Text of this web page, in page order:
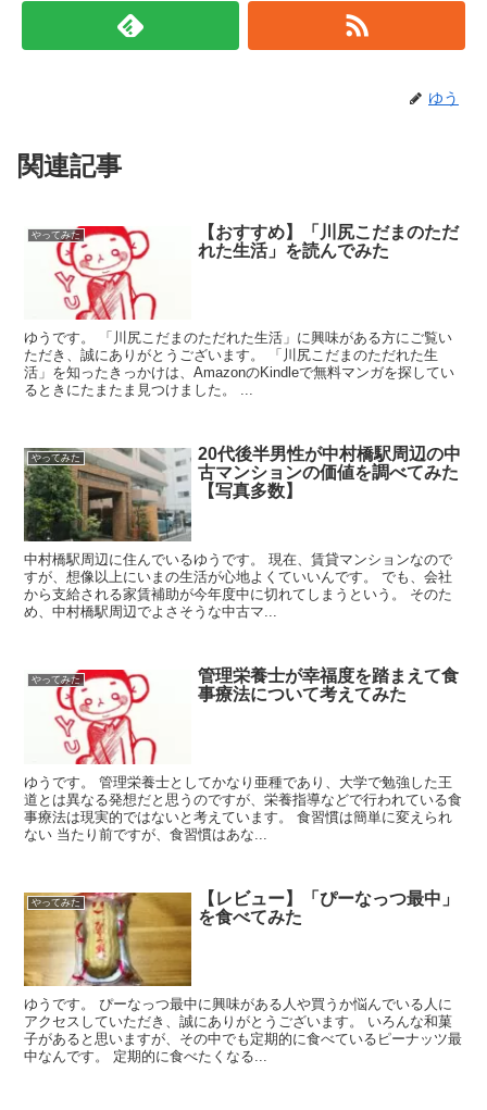
ゆう
関連記事
やってみた
【おすすめ】「川尻こだまのただ
れた生活」を読んでみた
ゆうです。 「川尻こだまのただれた生活」に興味がある方にご覧い
ただき、誠にありがとうございます。 「川尻こだまのただれた生
活」を知ったきっかけは、AmazonのKindleで無料マンガを探してい
るときにたまたま見つけました。 ...
やってみた
20代後半男性が中村橋駅周辺の中
古マンションの価値を調べてみた
【写真多数】
中村橋駅周辺に住んでいるゆうです。 現在、賃貸マンションなので
すが、想像以上にいまの生活が心地よくていいんです。 でも、会社
から支給される家賃補助が今年度中に切れてしまうという。 そのた
め、中村橋駅周辺でよさそうな中古マ...
やってみた
管理栄養士が幸福度を踏まえて食
事療法について考えてみた
ゆうです。 管理栄養士としてかなり亜種であり、大学で勉強した王
道とは異なる発想だと思うのですが、栄養指導などで行われている食
事療法は現実的ではないと考えています。 食習慣は簡単に変えられ
ない 当たり前ですが、食習慣はあな...
やってみた
【レビュー】「ぴーなっつ最中」
を食べてみた
ゆうです。 ぴーなっつ最中に興味がある人や買うか悩んでいる人に
アクセスしていただき、誠にありがとうございます。 いろんな和菓
子があると思いますが、その中でも定期的に食べているピーナッツ最
中なんです。 定期的に食べたくなる...